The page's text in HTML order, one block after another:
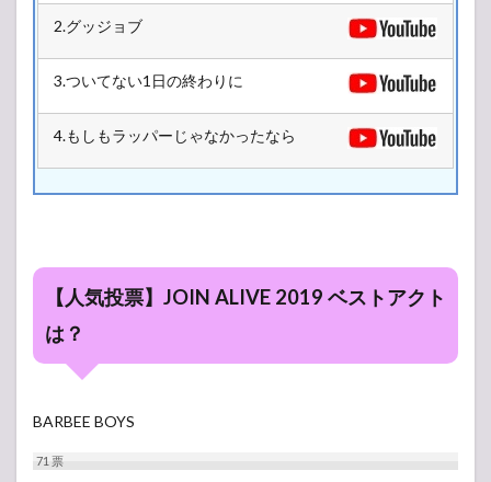
2.グッジョブ
3.ついてない1日の終わりに
4.もしもラッパーじゃなかったなら
【人気投票】JOIN ALIVE 2019 ベストアクト
は？
BARBEE BOYS
71票